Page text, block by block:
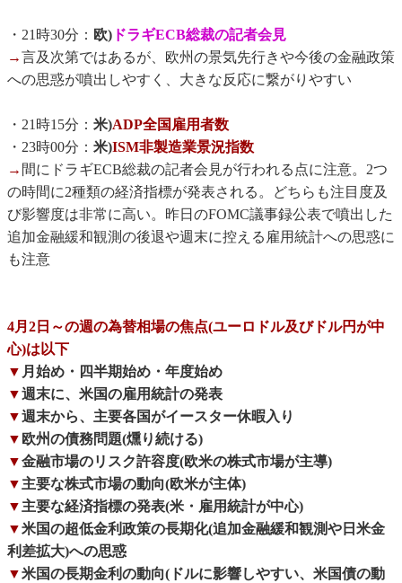
・21時30分： 欧) ドラギECB総裁の記者会見
→言及次第ではあるが、欧州の景気先行きや今後の金融政策
への思惑が噴出しやすく、大きな反応に繋がりやすい
・21時15分： 米)ADP全国雇用者数
・23時00分： 米)ISM非製造業景況指数
→ 間にドラギECB総裁の記者会見が行われる点に注意。2つ
の時間に2種類の経済指標が発表される。どちらも注目度及
び影響度は非常に高い。昨日のFOMC議事録公表で噴出した
追加金融緩和観測の後退や週末に控える雇用統計への思惑に
も注意
4月2日～の週の為替相場の焦点(ユーロドル及びドル円が中
心)は以下
▼ 月始め・四半期始め・年度始め
▼週末に、米国の雇用統計の発表
▼週末から、主要各国がイースター休暇入り
▼ 欧州の債務問題(燻り続ける)
▼金融市場のリスク許容度(欧米の株式市場が主導)
▼主要な株式市場の動向(欧米が主体)
▼主要な経済指標の発表(米・雇用統計が中心)
▼米国の超低金利政策の長期化(追加金融緩和観測や日米金
利差拡大)への思惑
▼米国の長期金利の動向(ドルに影響しやすい、米国債の動